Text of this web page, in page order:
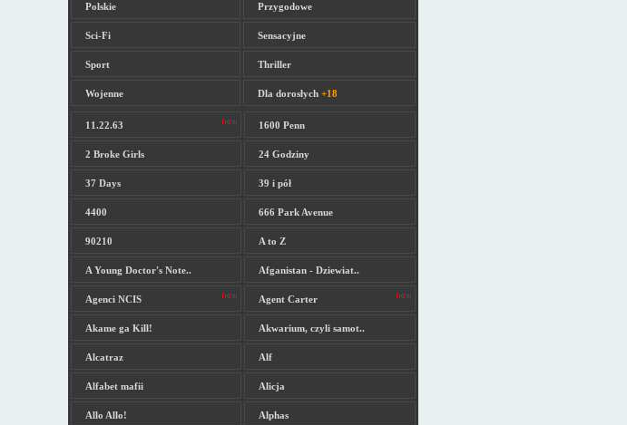
Polskie Przygodowe
Sci-Fi Sensacyjne
Sport Thriller
Wojenne Dla dorosłych +18
11.22.63 1600 Penn
2 Broke Girls 24 Godziny
37 Days 39 i pół
4400 666 Park Avenue
90210 A to Z
A Young Doctor's Note.. Afganistan - Dziewiat..
Agenci NCIS Agent Carter
Akame ga Kill! Akwarium, czyli samot..
Alcatraz Alf
Alfabet mafii Alicja
Allo Allo! Alphas